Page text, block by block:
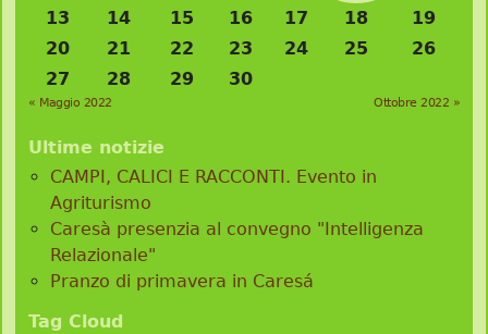
13
14 15 16 17 18
19
20
21 22 23 24 25
26
27
28 29 30
« Maggio 2022 Ottobre 2022 »
Ultime notizie
CAMPI, CALICI E RACCONTI. Evento in
Agriturismo
Caresà presenzia al convegno "Intelligenza
Relazionale"
Pranzo di primavera in Caresá
Tag Cloud